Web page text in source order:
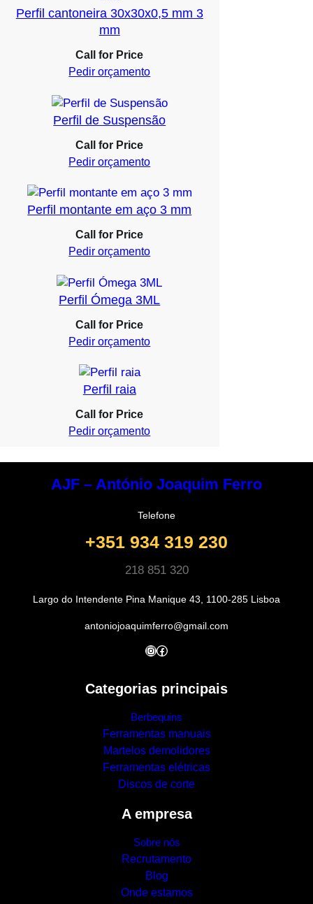
Perfil cantoneira 30x30x0,5 mm 3
mm
Call for Price
Pedir orçamento
Perfil de Suspensão
Call for Price
Pedir orçamento
Perfil montante em aço 3 mm
Call for Price
Pedir orçamento
Perfil Ómega 3ML
Call for Price
Pedir orçamento
Perfil raia
Call for Price
Pedir orçamento
AJF – António Joaquim Ferro
Telefone
+351 934 319 230
218 851 320
Largo do Intendente Pina Manique 43, 1100-285 Lisboa
antoniojoaquimferro@gmail.com
InstagramFacebook
Categorias principais
Berbequins
Ferramentas manuais
Martelos demolidores
Ferramentas elétricas
Discos de corte
A empresa
Sobre nós
Recrutamento
Blog
Onde estamos